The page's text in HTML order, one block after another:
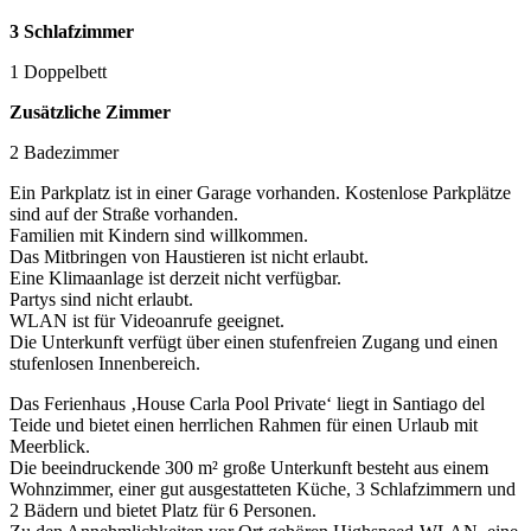
3 Schlafzimmer
1 Doppelbett
Zusätzliche Zimmer
2 Badezimmer
Ein Parkplatz ist in einer Garage vorhanden. Kostenlose Parkplätze
sind auf der Straße vorhanden.
Familien mit Kindern sind willkommen.
Das Mitbringen von Haustieren ist nicht erlaubt.
Eine Klimaanlage ist derzeit nicht verfügbar.
Partys sind nicht erlaubt.
WLAN ist für Videoanrufe geeignet.
Die Unterkunft verfügt über einen stufenfreien Zugang und einen
stufenlosen Innenbereich.
Das Ferienhaus ‚House Carla Pool Private‘ liegt in Santiago del
Teide und bietet einen herrlichen Rahmen für einen Urlaub mit
Meerblick.
Die beeindruckende 300 m² große Unterkunft besteht aus einem
Wohnzimmer, einer gut ausgestatteten Küche, 3 Schlafzimmern und
2 Bädern und bietet Platz für 6 Personen.